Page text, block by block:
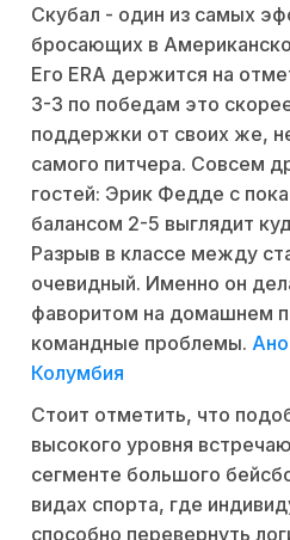
Скубал - один из самых
бросающих в
Его ERA держится на
3-3 по победам это
поддержки от своих же,
самого питчера. Совсем
гостей: Эрик Федде с
балансом 2-5 выглядит
Разрыв в классе между
очевидный. Именно он
фаворитом на домашнем
командные проблемы.
Колумбия
Стоит отметить, что
высокого уровня
сегменте большого
видах спорта, где
способно перевернуть